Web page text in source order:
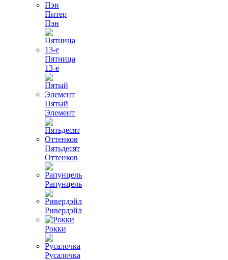
Питер
Пэн
Пятница
13-е
Пятый
Элемент
Пятьдесят
Оттенков
Рапунцель
Ривердэйл
Рокки
Русалочка